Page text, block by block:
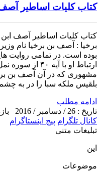
کتاب کلیات اساطیر آصف
کتاب کلیات اساطیر آصف
برخیا : آصف بن برخیا نام
بوده است. در تمامی روایت
ارتباط او با
مشهوری که در آن آصف بن
بلقیس ملکه سبا را در به
ادامه مطلب
تاریخ : 26 / دسامبر / 2016
کانال تلگرام پیج اینستاگرام
تبلیغات متنی
این
موضوعات